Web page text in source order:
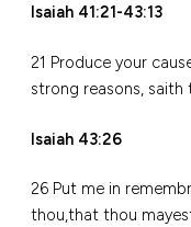
Isaiah 41:21-43:13
21 Produce your
strong reasons, saith
Isaiah 43:26
26 Put me in
thou,that thou